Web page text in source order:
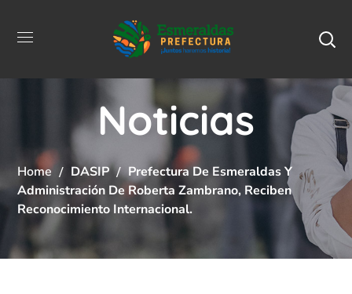
Noticias
Home DASIP
Prefectura De Esmeraldas Y
Administración De Roberta Zambrano, Reciben
Reconocimiento Internacional.